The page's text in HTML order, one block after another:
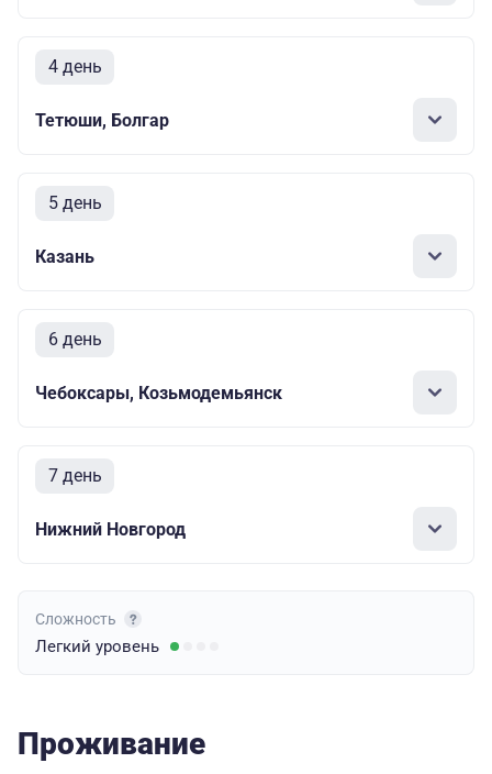
4 день
Тетюши, Болгар
5 день
Казань
6 день
Чебоксары, Козьмодемьянск
7 день
Нижний Новгород
Сложность
Легкий уровень
Проживание